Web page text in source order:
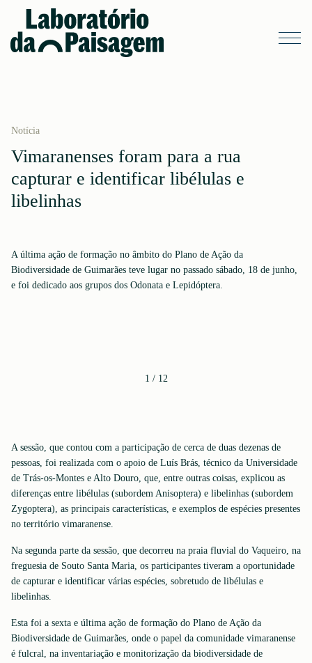
Notícia
Vimaranenses foram para a rua
capturar e identificar libélulas e
libelinhas
A última ação de formação no âmbito do Plano de Ação da
Biodiversidade de Guimarães teve lugar no passado sábado, 18 de junho,
e foi dedicado aos grupos dos Odonata e Lepidóptera.
1 / 12
A sessão, que contou com a participação de cerca de duas dezenas de
pessoas, foi realizada com o apoio de Luís Brás, técnico da Universidade
de Trás-os-Montes e Alto Douro, que, entre outras coisas, explicou as
diferenças entre libélulas (subordem Anisoptera) e libelinhas (subordem
Zygoptera), as principais características, e exemplos de espécies presentes
no território vimaranense.
Na segunda parte da sessão, que decorreu na praia fluvial do Vaqueiro, na
freguesia de Souto Santa Maria, os participantes tiveram a oportunidade
de capturar e identificar várias espécies, sobretudo de libélulas e
libelinhas.
Esta foi a sexta e última ação de formação do Plano de Ação da
Biodiversidade de Guimarães, onde o papel da comunidade vimaranense
é fulcral, na inventariação e monitorização da biodiversidade de